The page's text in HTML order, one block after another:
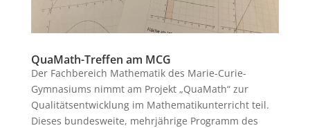
QuaMath-Treffen am MCG
Der Fachbereich Mathematik des Marie-Curie-
Gymnasiums nimmt am Projekt „QuaMath“ zur
Qualitätsentwicklung im Mathematikunterricht teil.
Dieses bundesweite, mehrjährige Programm des